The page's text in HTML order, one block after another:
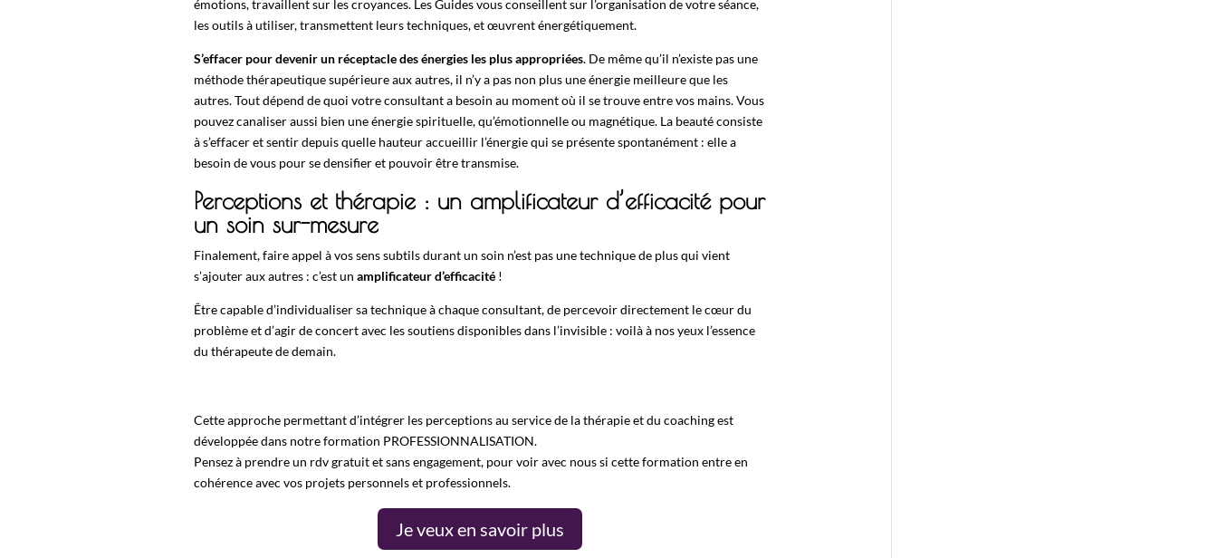
émotions, travaillent sur les croyances. Les Guides vous conseillent sur l’organisation de votre séance,
les outils à utiliser, transmettent leurs techniques, et œuvrent énergétiquement.
S’effacer pour devenir un réceptacle des énergies les plus appropriées. De même qu’il n’existe pas une
méthode thérapeutique supérieure aux autres, il n’y a pas non plus une énergie meilleure que les
autres. Tout dépend de quoi votre consultant a besoin au moment où il se trouve entre vos mains. Vous
pouvez canaliser aussi bien une énergie spirituelle, qu’émotionnelle ou magnétique. La beauté consiste
à s’effacer et sentir depuis quelle hauteur accueillir l’énergie qui se présente spontanément : elle a
besoin de vous pour se densifier et pouvoir être transmise.
Perceptions et thérapie : un amplificateur d’efficacité pour
un soin sur-mesure
Finalement, faire appel à vos sens subtils durant un soin n’est pas une technique de plus qui vient
s’ajouter aux autres : c’est un amplificateur d’efficacité!
Être capable d’individualiser sa technique à chaque consultant, de percevoir directement le cœur du
problème et d’agir de concert avec les soutiens disponibles dans l’invisible : voilà à nos yeux l’essence
du thérapeute de demain.
Cette approche permettant d’intégrer les perceptions au service de la thérapie et du coaching est
développée dans notreformation PROFESSIONNALISATION.
Pensez à prendre un rdv gratuit et sans engagement, pour voir avec nous si cette formation entre en
cohérence avec vos projets personnels et professionnels.
Je veux en savoir plus